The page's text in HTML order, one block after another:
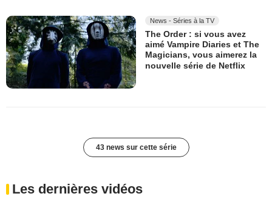
News - Séries à la TV
The Order : si vous avez
aimé Vampire Diaries et The
Magicians, vous aimerez la
nouvelle série de Netflix
43 news sur cette série
Les dernières vidéos